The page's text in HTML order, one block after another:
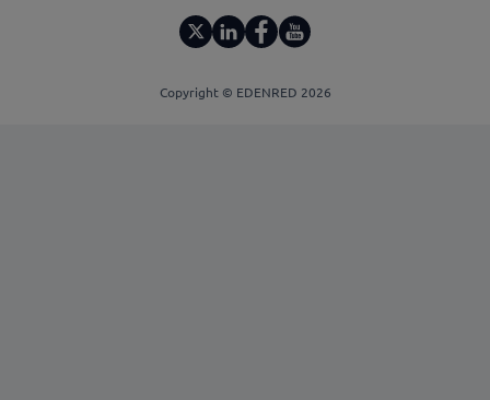
Copyright © EDENRED 2026